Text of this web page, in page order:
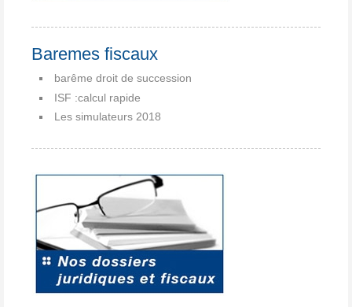
Baremes fiscaux
barême droit de succession
ISF :calcul rapide
Les simulateurs 2018